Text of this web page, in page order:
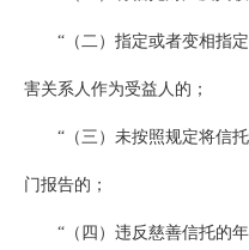
“（二）指定或者变相指
害关系人作为受益人的；
“（三）未按照规定将信
门报告的；
“（四）违反慈善信托的